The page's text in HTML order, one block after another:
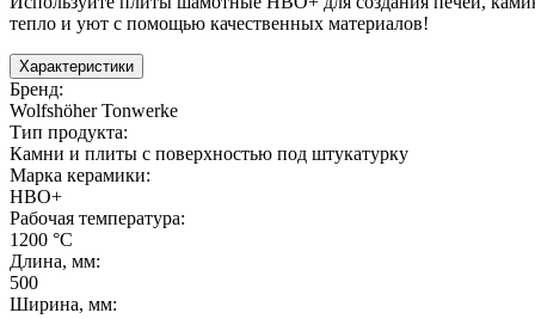
тепло и уют с помощью качественных материалов!
Характеристики
Бренд:
Wolfshöher Tonwerke
Тип продукта:
Камни и плиты с поверхностью под штукатурку
Марка керамики:
HBO+
Рабочая температура:
1200 °С
Длина, мм:
500
Ширина, мм: